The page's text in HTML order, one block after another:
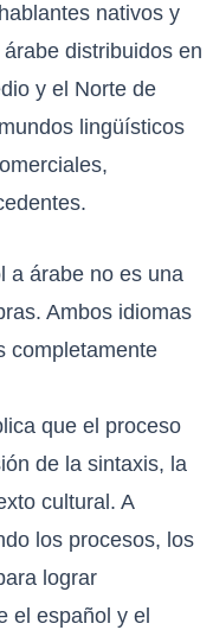
nativos y
distribuidos en
y el Norte de
lingüísticos
a árabe no es una
Ambos idiomas
completamente
que el proceso
de la sintaxis, la
cultural. A
los procesos, los
lograr
el español y el